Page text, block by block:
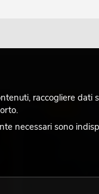
LUCE
raccogliere dati
necessari sono